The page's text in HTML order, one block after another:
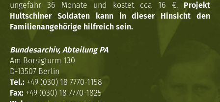
ungefähr 36 Monate und kostet cca 16 €. Projekt
Hultschiner Soldaten kann in dieser Hinsicht den
Familienangehörige hilfreich sein.
Bundesarchiv, Abteilung PA
Am Borsigturm 130
D-13507 Berlin
Tel.: +49 (030) 18 7770-1158
Fax: +49 (030) 18 7770-1825